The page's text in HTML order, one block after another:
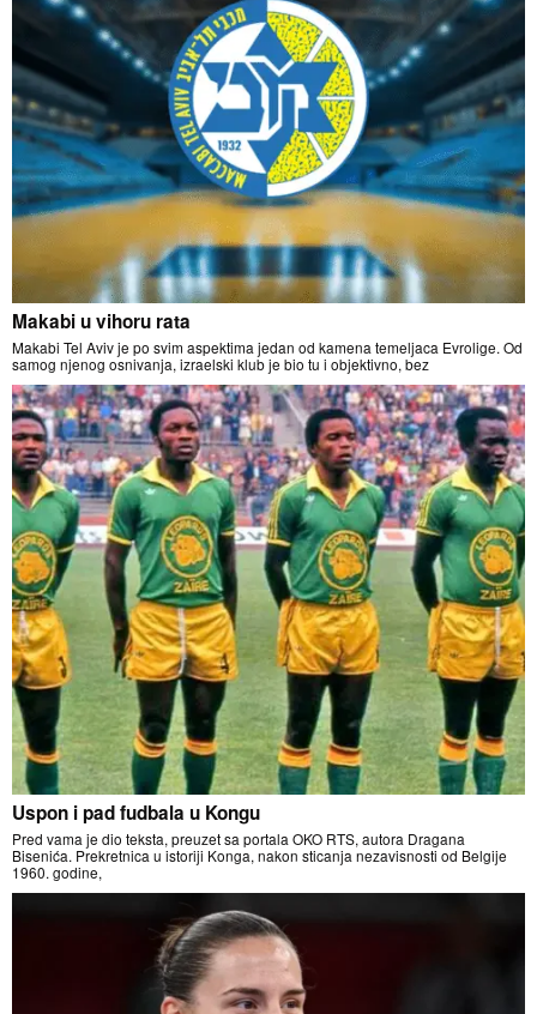
Makabi u vihoru rata
Makabi Tel Aviv je po svim aspektima jedan od kamena temeljaca Evrolige. Od
samog njenog osnivanja, izraelski klub je bio tu i objektivno, bez
Uspon i pad fudbala u Kongu
Pred vama je dio teksta, preuzet sa portala OKO RTS, autora Dragana
Bisenića. Prekretnica u istoriji Konga, nakon sticanja nezavisnosti od Belgije
1960. godine,